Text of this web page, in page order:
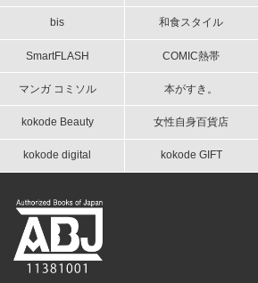
bis 和食スタイル
SmartFLASH COMIC熱帯
マンガ コミソル 本がすき。
kokode Beauty 女性自身百貨店
kokode digital kokode GIFT